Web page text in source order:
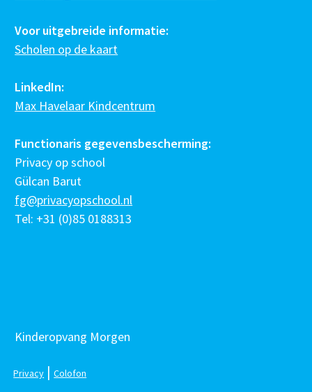
Voor uitgebreide informatie:
Scholen op de kaart
LinkedIn:
Max Havelaar Kindcentrum
Functionaris gegevensbescherming:
Privacy op school
Gülcan Barut
fg@privacyopschool.nl
Tel: +31 (0)85 0188313
Kinderopvang Morgen
Privacy |Colofon